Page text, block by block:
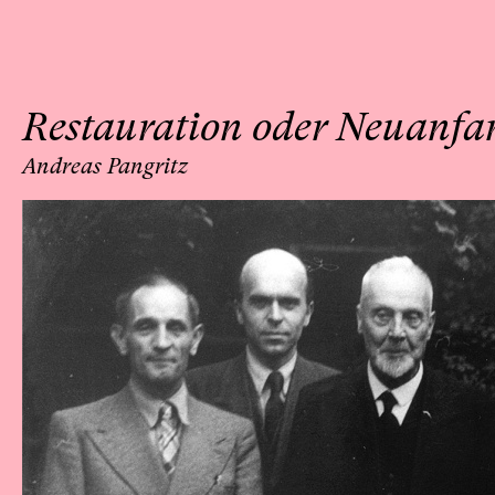
Restauration oder
Andreas Pangritz